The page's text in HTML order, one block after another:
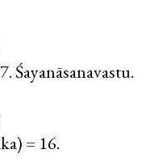
Śayanāsanavastu.
= 16.